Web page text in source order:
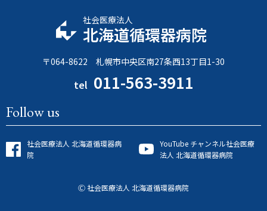
社会医療法人
北海道循環器病院
〒064-8622 札幌市中央区南27条西13丁目1-30
tel 011-563-3911
Follow us
社会医療法人 北海道循環器病
院
YouTube チャンネル社会医療
法人 北海道循環器病院
Ⓒ 社会医療法人 北海道循環器病院